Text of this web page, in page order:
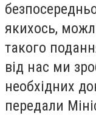
якихось,
такого
від нас ми
необхідних
передали